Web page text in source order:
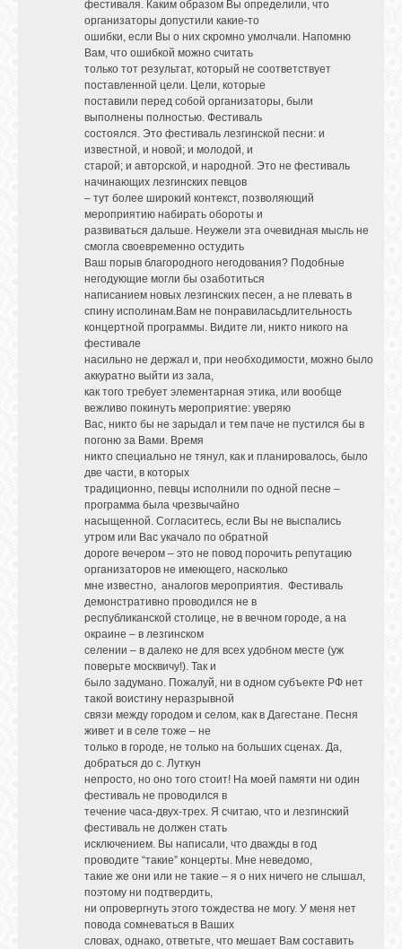
фестиваля. Каким образом Вы определили, что
организаторы допустили какие-то
ошибки, если Вы о них скромно умолчали. Напомню
Вам, что ошибкой можно считать
только тот результат, который не соответствует
поставленной цели. Цели, которые
поставили перед собой организаторы, были
выполнены полностью. Фестиваль
состоялся. Это фестиваль лезгинской песни: и
известной, и новой; и молодой, и
старой; и авторской, и народной. Это не фестиваль
начинающих лезгинских певцов
– тут более широкий контекст, позволяющий
мероприятию набирать обороты и
развиваться дальше. Неужели эта очевидная мысль не
смогла своевременно остудить
Ваш порыв благородного негодования? Подобные
негодующие могли бы озаботиться
написанием новых лезгинских песен, а не плевать в
спину исполинам.Вам не понравиласьдлительность
концертной программы. Видите ли, никто никого на
фестивале
насильно не держал и, при необходимости, можно было
аккуратно выйти из зала,
как того требует элементарная этика, или вообще
вежливо покинуть мероприятие: уверяю
Вас, никто бы не зарыдал и тем паче не пустился бы в
погоню за Вами. Время
никто специально не тянул, как и планировалось, было
две части, в которых
традиционно, певцы исполнили по одной песне –
программа была чрезвычайно
насыщенной. Согласитесь, если Вы не выспались
утром или Вас укачало по обратной
дороге вечером – это не повод порочить репутацию
организаторов не имеющего, насколько
мне известно, аналогов мероприятия. Фестиваль
демонстративно проводился не в
республиканской столице, не в вечном городе, а на
окраине – в лезгинском
селении – в далеко не для всех удобном месте (уж
поверьте москвичу!). Так и
было задумано. Пожалуй, ни в одном субъекте РФ нет
такой воистину неразрывной
связи между городом и селом, как в Дагестане. Песня
живет и в селе тоже – не
только в городе, не только на больших сценах. Да,
добраться до с. Луткун
непросто, но оно того стоит! На моей памяти ни один
фестиваль не проводился в
течение часа-двух-трех. Я считаю, что и лезгинский
фестиваль не должен стать
исключением. Вы написали, что дважды в год
проводите “такие” концерты. Мне неведомо,
такие же они или не такие – я о них ничего не слышал,
поэтому ни подтвердить,
ни опровергнуть этого тождества не могу. У меня нет
повода сомневаться в Ваших
словах, однако, ответьте, что мешает Вам составить